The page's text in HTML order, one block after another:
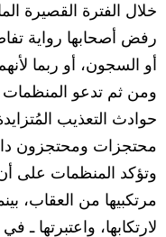
خلال الفترة القصيرة
رفض أصحابها رواية
أو السجون، أو ربما
ومن ثم تدعو
حوادث التعذيب
محتجزات ومحتجزون
وتؤكد المنظمات على
مرتكبيها من العقاب،
لارتكابها، واعتبرتها ـ